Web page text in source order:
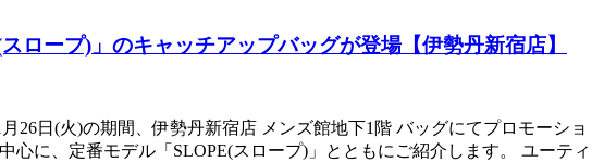
ープ)」のキャッチアップバッグが登場【伊勢丹新宿店】
26日(火)の期間、伊勢丹新宿店 メンズ館地下1階 バッグにてプロモーショ
に、定番モデル「SLOPE(スロープ)」とともにご紹介します。 ユーティ